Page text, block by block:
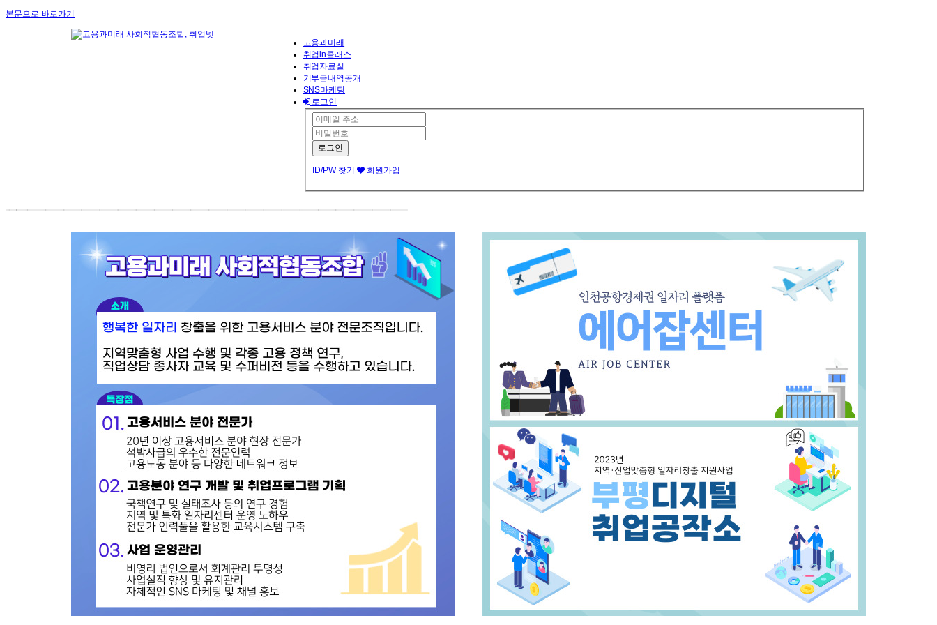
본문으로 바로가기
고용과미래
취업in클래스
취업자료실
기부금내역공개
SNS마케팅
로그인
ID/PW 찾기 회원가입